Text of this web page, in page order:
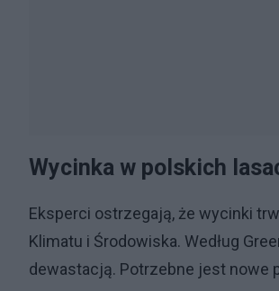
Wycinka w polskich
Eksperci ostrzegają, że wycinki
Klimatu i Środowiska. Według
dewastacją. Potrzebne jest nowe